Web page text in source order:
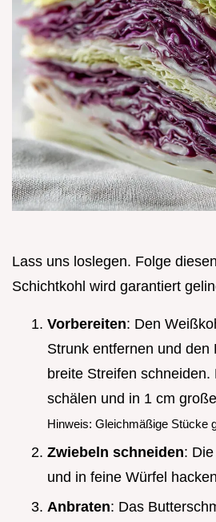
Lass uns loslegen. Folge
Schichtkohl wird garantiert
Vorbereiten: Den
Strunk entfernen und den
breite Streifen schneiden.
schälen und in 1 cm
Hinweis: Gleichmäßige Stücke
Zwiebeln schneiden:
und in feine Würfel
Anbraten: Das